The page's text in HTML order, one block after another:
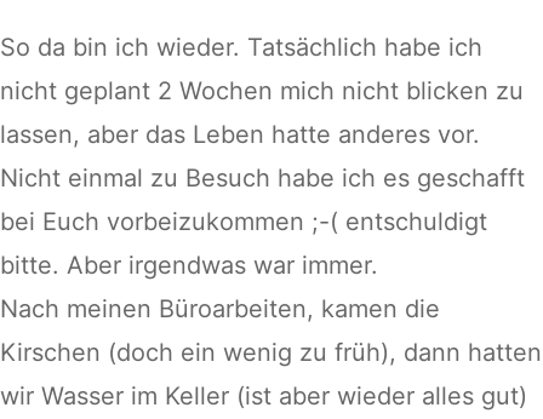
So da bin ich wieder. Tatsächlich habe ich
nicht geplant 2 Wochen mich nicht blicken zu
lassen, aber das Leben hatte anderes vor.
Nicht einmal zu Besuch habe ich es geschafft
bei Euch vorbeizukommen ;-( entschuldigt
bitte. Aber irgendwas war immer.
Nach meinen Büroarbeiten, kamen die
Kirschen (doch ein wenig zu früh), dann hatten
wir Wasser im Keller (ist aber wieder alles gut)